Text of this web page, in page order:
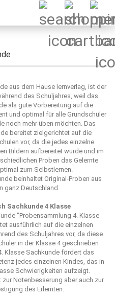
aus dem Hause lernverlag, ist der
des Schuljahres, weil das
als gute Vorbereitung auf die
und optimal für alle Grundschüler
noch mehr üben möchten. Das
bereitet zielgerichtet auf die
vor, da die jedes einzelne
Bildern aufbereitet wurde und im
Proben das Gelernte
zum Selbstlernen.
beinhaltet Original-Proben aus
ganz Deutschland.
Sachkunde 4 Klasse
"Probensammlung 4. Klasse
ausführlich auf die einzelnen
des Schuljahres vor, da diese
in der Klasse 4 geschrieben
Klasse Sachkunde fördert das
jedes einzelnen Kindes, das in
Schwierigkeiten aufzeigt.
Notenbesserung aber auch zur
des Erlernten.